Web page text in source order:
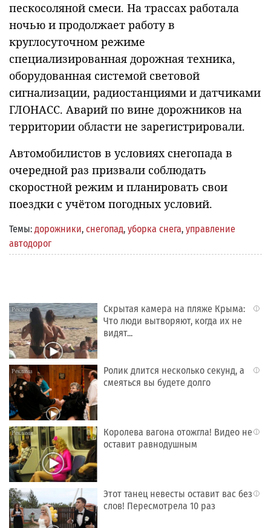
пескосоляной смеси. На трассах работала
ночью и продолжает работу в
круглосуточном режиме
специализированная дорожная техника,
оборудованная системой световой
сигнализации, радиостанциями и датчиками
ГЛОНАСС. Аварий по вине дорожников на
территории области не зарегистрировали.
Автомобилистов в условиях снегопада в
очередной раз призвали соблюдать
скоростной режим и планировать свои
поездки с учётом погодных условий.
Темы: дорожники, снегопад, уборка снега, управление
автодорог
i
Скрытая камера на пляже Крыма:
Что люди вытворяют, когда их не
видят...
i
Ролик длится несколько секунд, а
смеяться вы будете долго
i
Королева вагона отожгла! Видео не
оставит равнодушным
i
Этот танец невесты оставит вас без
слов! Пересмотрела 10 раз